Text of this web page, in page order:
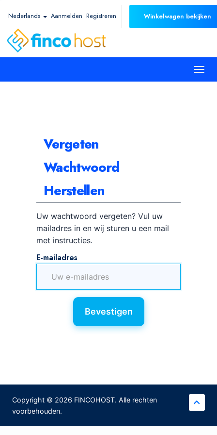
Nederlands Aanmelden Registreren Winkelwagen bekijken
Vergeten
Wachtwoord
Herstellen
Uw wachtwoord vergeten? Vul uw
mailadres in en wij sturen u een mail
met instructies.
E-mailadres
Bevestigen
Copyright © 2026 FINCOHOST. Alle rechten
voorbehouden.